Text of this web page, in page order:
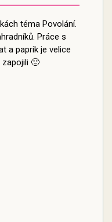
téma Povolání.
Práce s
a paprik je velice
zapojili 🙂